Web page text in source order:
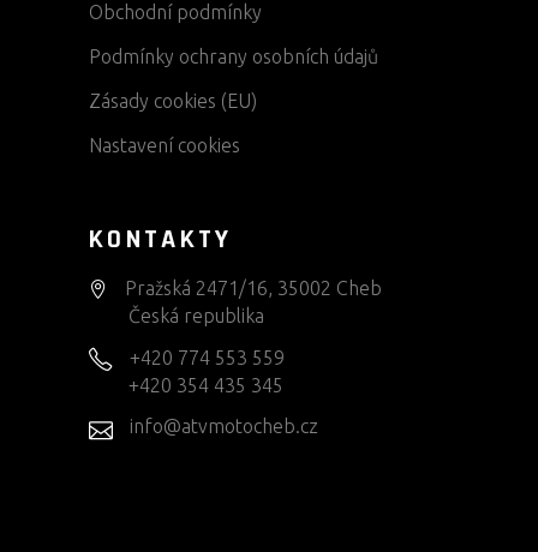
Obchodní podmínky
Podmínky ochrany osobních údajů
Zásady cookies (EU)
Nastavení cookies
KONTAKTY
Pražská 2471/16, 35002 Cheb
Česká republika
+420 774 553 559
+420 354 435 345
info@atvmotocheb.cz